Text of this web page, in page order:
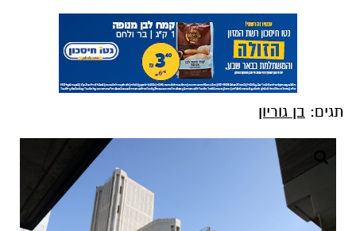
תגים: בן גוריון